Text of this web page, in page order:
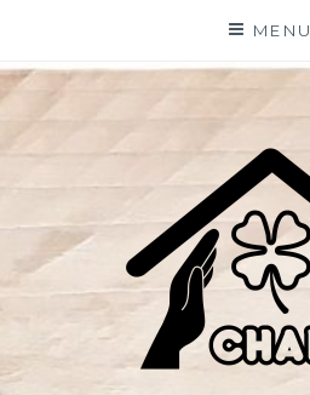
content
MENU